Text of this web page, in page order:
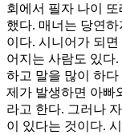
회에서 필자 나이
했다. 매너는 당연
이다. 시니어가 되
어지는 사람도 있다
하고 말을 많이 하
제가 발생하면 아빠
라고 한다. 그러나
이 있다는 것이다.